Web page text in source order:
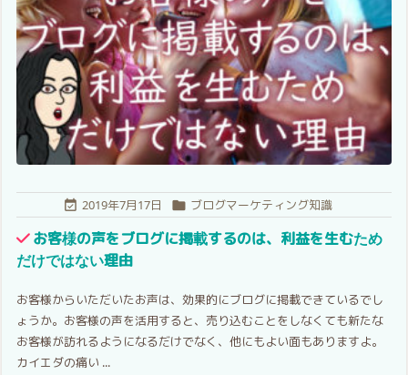
 2019年7月17日  ブログマーケティング知識
お客様の声をブログに掲載するのは、利益を生むため
だけではない理由
お客様からいただいたお声は、効果的にブログに掲載できているでし
ょうか。お客様の声を活用すると、売り込むことをしなくても新たな
お客様が訪れるようになるだけでなく、他にもよい面もありますよ。
カイエダの痛い ...